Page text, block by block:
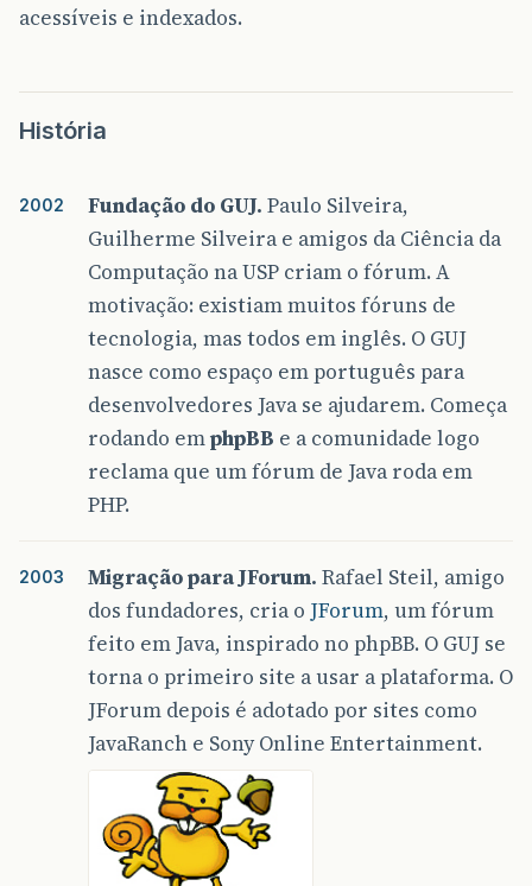
acessíveis e indexados.
História
2002 Fundação do GUJ. Paulo Silveira,
Guilherme Silveira e amigos da Ciência da
Computação na USP criam o fórum. A
motivação: existiam muitos fóruns de
tecnologia, mas todos em inglês. O GUJ
nasce como espaço em português para
desenvolvedores Java se ajudarem. Começa
rodando emphpBB e a comunidade logo
reclama que um fórum de Java roda em
PHP.
2003 Migração para JForum. Rafael Steil, amigo
dos fundadores, cria o JForum, um fórum
feito em Java, inspirado no phpBB. O GUJ se
torna o primeiro site a usar a plataforma. O
JForum depois é adotado por sites como
JavaRanch e Sony Online Entertainment.